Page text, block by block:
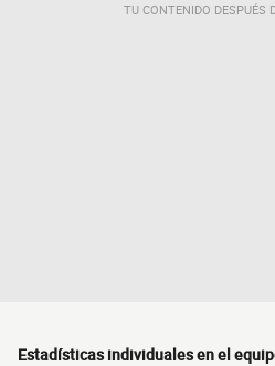
TU CONTENIDO DESPUÉS
Estadísticas individuales en el